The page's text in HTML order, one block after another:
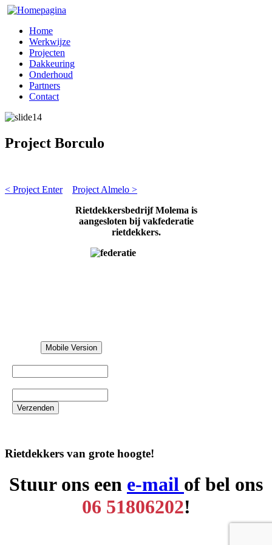
Home
Werkwijze
Projecten
Dakkeuring
Onderhoud
Partners
Contact
Project Borculo
< Project Enter
Project Almelo >
Rietdekkersbedrijf Molema is
aangesloten bij vakfederatie
rietdekkers.
Mobile Version
Verzenden
Rietdekkers van grote hoogte!
Stuur ons een e-mail of bel ons
06 51806202!